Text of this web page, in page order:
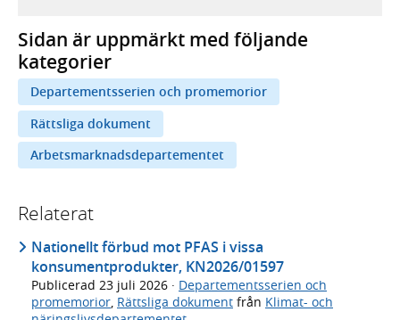
Sidan är uppmärkt med följande
kategorier
Departementsserien och promemorior
Rättsliga dokument
Arbetsmarknadsdepartementet
Relaterat
Nationellt förbud mot PFAS i vissa
konsumentprodukter, KN2026/01597
Publicerad 23 juli 2026 · Departementsserien och
promemorior Rättsliga dokument från Klimat- och